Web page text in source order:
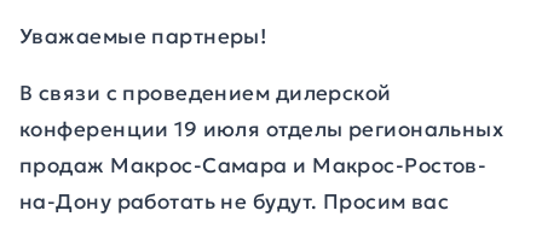
Уважаемые партнеры!
В связи с проведением дилерской
конференции 19 июля отделы региональных
продаж Макрос-Самара и Макрос-Ростов-
на-Дону работать не будут. Просим вас